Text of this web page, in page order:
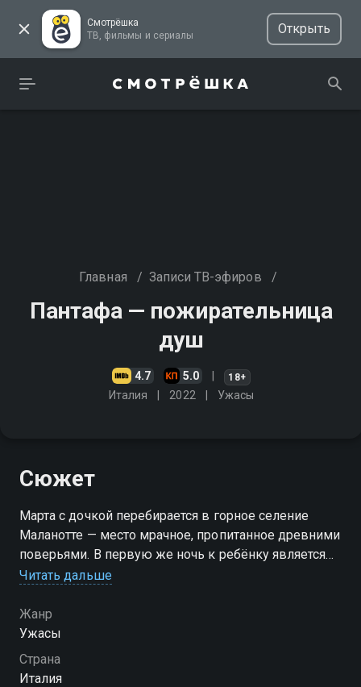
Смотрёшка
ТВ, фильмы и сериалы
Открыть
Главная / Записи ТВ-эфиров /
Пантафа — пожирательница
душ
4.7 5.0 18+
Италия 2022 Ужасы
Сюжет
Марта с дочкой перебирается в горное селение
Маланотте — место мрачное, пропитанное древними
поверьями. В первую же ночь к ребёнку является
призрак жуткой Пантафы, высасывающей
рассказам малышки, считая всё выдумкой. Но
постепенно атмосфера вокруг становится всё
тревожнее, и женщина сама теряет способность
понять, где реальность, а где галлюцинации.
Читать дальше
Жанр
Ужасы
Страна
Италия